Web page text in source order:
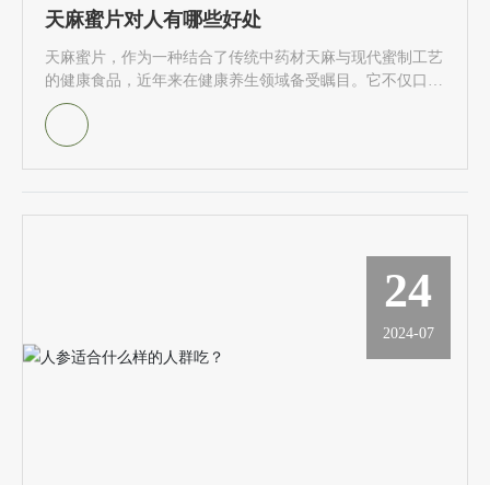
新闻中心
公司新闻
在线留言
天麻蜜片对人有哪些好处
天麻蜜片，作为一种结合了传统中药材天麻与现代蜜制工艺
的健康食品，近年来在健康养生领域备受瞩目。它不仅口感
独特，而且对人体健康具有多种益处。本文将从多个角度详
细阐述天麻蜜片对人体的好处。
24
2024-07